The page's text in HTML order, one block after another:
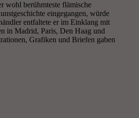
wohl berühmteste flämische
eingegangen, würde
entfaltete er im Einklang mit
in Madrid, Paris, Den Haag und
Grafiken und Briefen gaben